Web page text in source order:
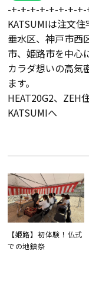
スタッフブログ
プライバシー
ポリシー
サイトマップ
-+-+-+-+-+-+-+-
KATSUMIは注文住
垂水区、神戸市西
市、姫路市を中心
カラダ想いの高気
ます。
HEAT20G2、ZEH
KATSUMIへ
【姫路】初体験！仏式
での地鎮祭